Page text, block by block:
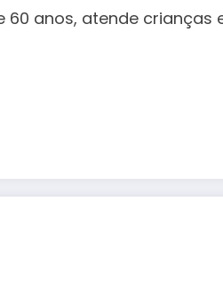
anos, atende